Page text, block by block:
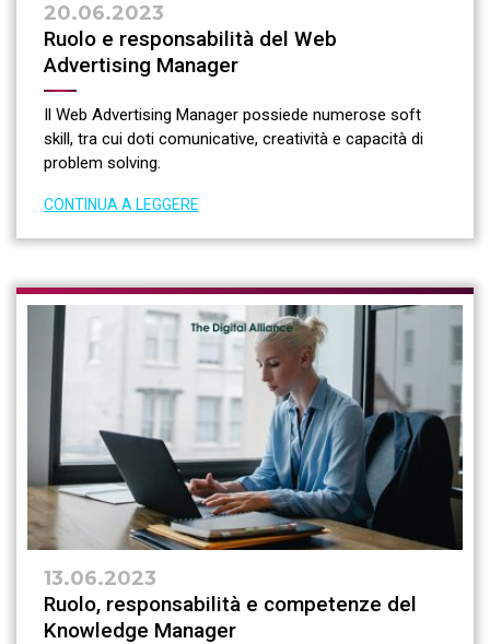
20.06.2023
Ruolo e responsabilità del Web
Advertising Manager
Il Web Advertising Manager possiede numerose soft
skill, tra cui doti comunicative, creatività e capacità di
problem solving.
CONTINUA A LEGGERE
13.06.2023
Ruolo, responsabilità e competenze del
Knowledge Manager